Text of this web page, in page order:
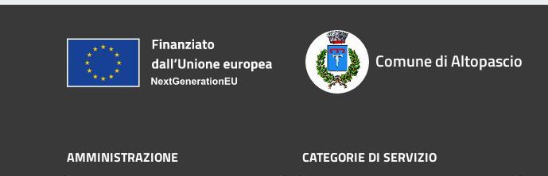
Comune di Altopascio
AMMINISTRAZIONE CATEGORIE DI SERVIZIO